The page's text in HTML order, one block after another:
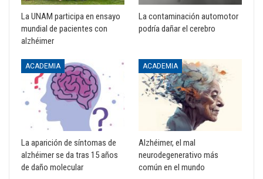
La UNAM participa en ensayo
mundial de pacientes con
alzhéimer
La contaminación automotor
podría dañar el cerebro
ACADEMIA
La aparición de síntomas de
alzhéimer se da tras 15 años
de daño molecular
ACADEMIA
Alzhéimer, el mal
neurodegenerativo más
común en el mundo